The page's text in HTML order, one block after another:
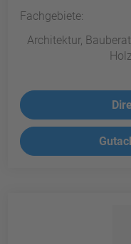
Fachgebiete:
Architektur,